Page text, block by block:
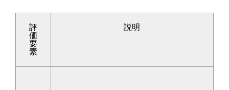
評
価
要
素
説明